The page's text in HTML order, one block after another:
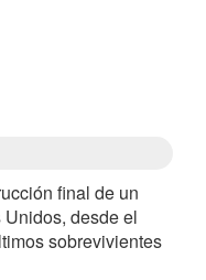
final de un
desde el
sobrevivientes